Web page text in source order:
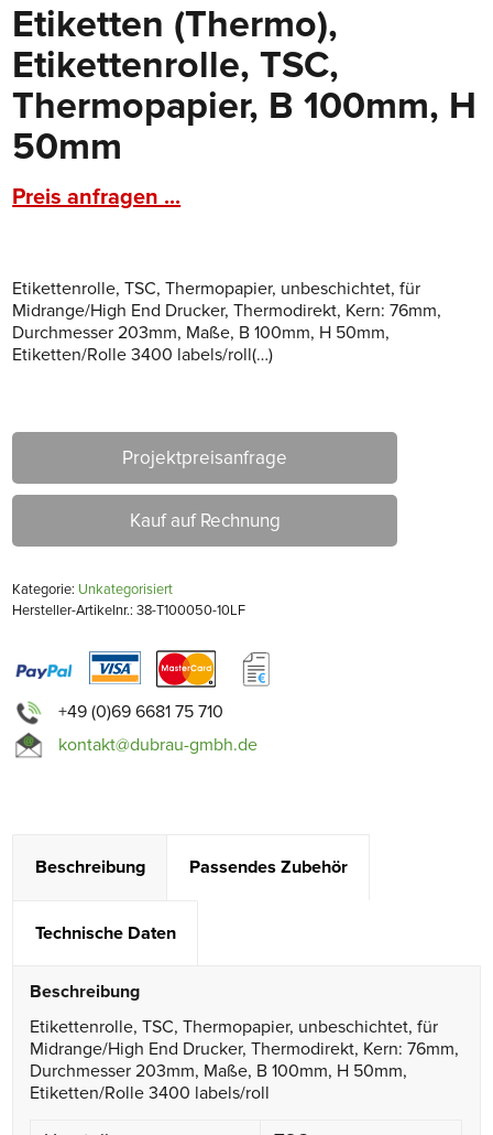
Etiketten (Thermo),
Etikettenrolle, TSC,
Thermopapier, B 100mm, H
50mm
Preis anfragen ...
Etikettenrolle, TSC, Thermopapier, unbeschichtet, für
Midrange/High End Drucker, Thermodirekt, Kern: 76mm,
Durchmesser 203mm, Maße, B 100mm, H 50mm,
Etiketten/Rolle 3400 labels/roll(…)
Projektpreisanfrage
Kauf auf Rechnung
Kategorie: Unkategorisiert
Hersteller-Artikelnr.: 38-T100050-10LF
+49 (0)69 6681 75 710
kontakt@dubrau-gmbh.de
Beschreibung Passendes Zubehör
Technische Daten
Beschreibung
Etikettenrolle, TSC, Thermopapier, unbeschichtet, für
Midrange/High End Drucker, Thermodirekt, Kern: 76mm,
Durchmesser 203mm, Maße, B 100mm, H 50mm,
Etiketten/Rolle 3400 labels/roll